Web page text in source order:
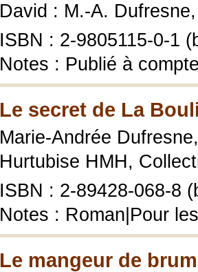
David : M.-A.
ISBN : 2-9805115-0-1
Notes : Publié à
Le secret de La
Marie-Andrée
Hurtubise HMH,
ISBN : 2-89428-068-8
Notes : Roman|Pour
Le mangeur de